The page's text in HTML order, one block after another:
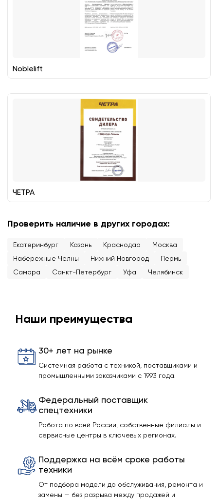
Noblelift
ЧЕТРА
Проверить наличие в других городах:
Екатеринбург Казань Краснодар
Москва
Набережные Челны
Нижний Новгород
Пермь
Самара
Санкт-Петербург Уфа Челябинск
Наши преимущества
30+ лет на рынке
Системная работа с техникой, поставщиками и
промышленными заказчиками с 1993 года.
Федеральный поставщик
спецтехники
Работа по всей России, собственные филиалы и
сервисные центры в ключевых регионах.
Поддержка на всём сроке работы
техники
От подбора модели до обслуживания, ремонта и
замены — без разрыва между продажей и